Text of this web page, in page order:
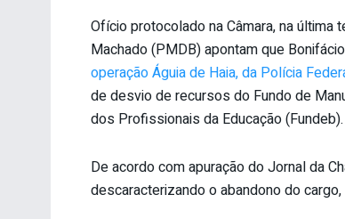
Ofício protocolado na Câmara, na última
Machado (PMDB) apontam que
operação Águia de Haia, da Polícia
de desvio de recursos do Fundo de
dos Profissionais da Educação (Fundeb).
De acordo com apuração do Jornal da
descaracterizando o abandono do